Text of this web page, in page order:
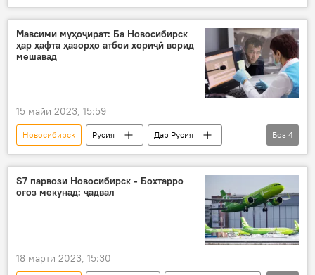
губернатор
мулоқот
сафир
консули фахрӣ
таъйин
Давлатшоҳ Гулмаҳмадзода
Мавсими муҳоҷират: Ба Новосибирск
ҳар ҳафта ҳазорҳо атбои хориҷӣ ворид
мешавад
15 майи 2023, 15:59
Новосибирск Русия
Дар Русия
ҳамкорӣ
муҳоҷирони корӣ
Муҳоҷират
хориҷӣ
Боз 4
S7 парвози Новосибирск - Бохтарро
оғоз мекунад: ҷадвал
18 марти 2023, 15:30